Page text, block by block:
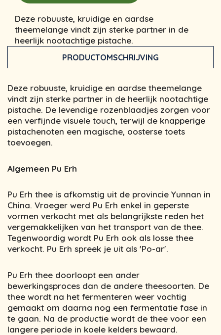
Deze robuuste, kruidige en aardse
theemelange vindt zijn sterke partner in de
heerlijk nootachtige pistache.
PRODUCTOMSCHRIJVING
Deze robuuste, kruidige en aardse theemelange
vindt zijn sterke partner in de heerlijk nootachtige
pistache. De levendige rozenblaadjes zorgen voor
een verfijnde visuele touch, terwijl de knapperige
pistachenoten een magische, oosterse toets
toevoegen.
Algemeen Pu Erh
Pu Erh thee is afkomstig uit de provincie Yunnan in
China. Vroeger werd Pu Erh enkel in geperste
vormen verkocht met als belangrijkste reden het
vergemakkelijken van het transport van de thee.
Tegenwoordig wordt Pu Erh ook als losse thee
verkocht. Pu Erh spreek je uit als 'Po-ar'.
Pu Erh thee doorloopt een ander
bewerkingsproces dan de andere theesoorten. De
thee wordt na het fermenteren weer vochtig
gemaakt om daarna nog een fermentatie fase in
te gaan. Na de productie wordt de thee voor een
langere periode in koele kelders bewaard.